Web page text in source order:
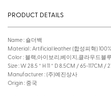
PRODUCT DETAILS
Name : 숄더백
Material : Artificial leather (합성피혁) 100%
Color : 블랙,아이보리,베이지,클라우드블루
Size : W 28.5 * H 11 * D 8.5CM / 65~117CM /
Manufacturer : (주)예진상사
Origin : 중국